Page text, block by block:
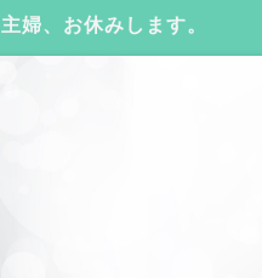
主婦、お休みします。